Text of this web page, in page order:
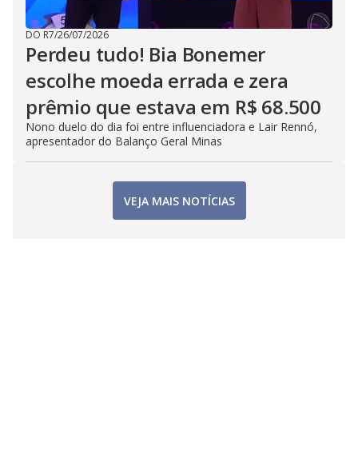
DO R7/26/07/2026
Perdeu tudo! Bia Bonemer
escolhe moeda errada e zera
prêmio que estava em R$ 68.500
Nono duelo do dia foi entre influenciadora e Lair Rennó,
apresentador do Balanço Geral Minas
VEJA MAIS NOTÍCIAS